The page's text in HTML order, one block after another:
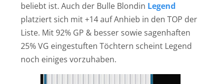
beliebt ist. Auch der Bulle Blondin Legend
platziert sich mit +14 auf Anhieb in den TOP der
Liste. Mit 92% GP & besser sowie sagenhaften
25% VG eingestuften Töchtern scheint Legend
noch einiges vorzuhaben.